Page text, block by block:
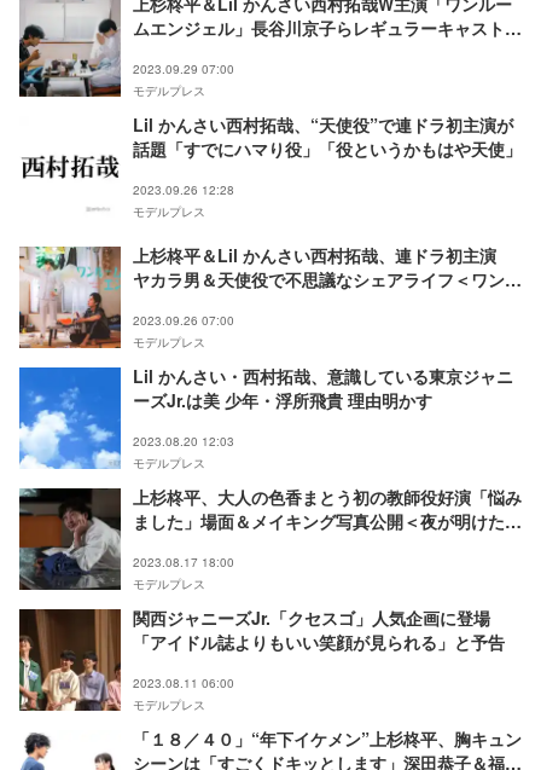
ムエンジェル」長谷川京子らレギュラーキャスト・
2023.09.29 07:00
モデルプレス
Lil かんさい西村拓哉、“天使役”で連ドラ初主演が
話題「すでにハマり役」「役というかもはや天使」
2023.09.26 12:28
モデルプレス
上杉柊平＆Lil かんさい西村拓哉、連ドラ初主演
ヤカラ男＆天使役で不思議なシェアライフ＜ワンル
2023.09.26 07:00
モデルプレス
Lil かんさい・西村拓哉、意識している東京ジャニ
ーズJr.は美 少年・浮所飛貴 理由明かす
2023.08.20 12:03
モデルプレス
上杉柊平、大人の色香まとう初の教師役好演「悩み
ました」場面＆メイキング写真公開＜夜が明けた
2023.08.17 18:00
モデルプレス
関西ジャニーズJr.「クセスゴ」人気企画に登場
「アイドル誌よりもいい笑顔が見られる」と予告
2023.08.11 06:00
モデルプレス
「１８／４０」“年下イケメン”上杉柊平、胸キュン
シーンは「すごくドキッとします」深田恭子＆福原